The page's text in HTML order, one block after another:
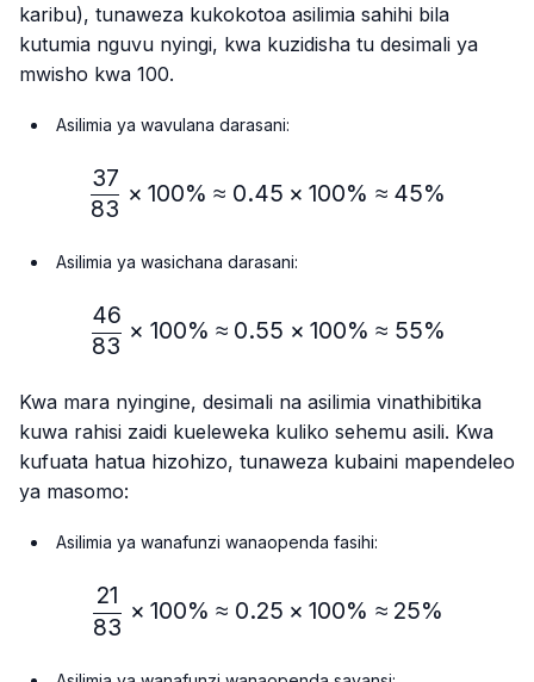
karibu), tunaweza kukokotoa asilimia sahihi bila
kutumia nguvu nyingi, kwa kuzidisha tu desimali ya
mwisho kwa 100.
Asilimia ya wavulana darasani:
\frac{37}{83} × 100\%≈
83
37
× 100% ≈ 0.45 × 100% ≈ 45%
Asilimia ya wasichana darasani:
\frac{46}{83} × 100\%
83
46
× 100% ≈ 0.55 × 100% ≈ 55%
Kwa mara nyingine, desimali na asilimia vinathibitika
kuwa rahisi zaidi kueleweka kuliko sehemu asili. Kwa
kufuata hatua hizohizo, tunaweza kubaini mapendeleo
ya masomo:
Asilimia ya wanafunzi wanaopenda fasihi:
\frac{21}{83} × 100\% ≈
83
21
× 100% ≈ 0.25 × 100% ≈ 25%